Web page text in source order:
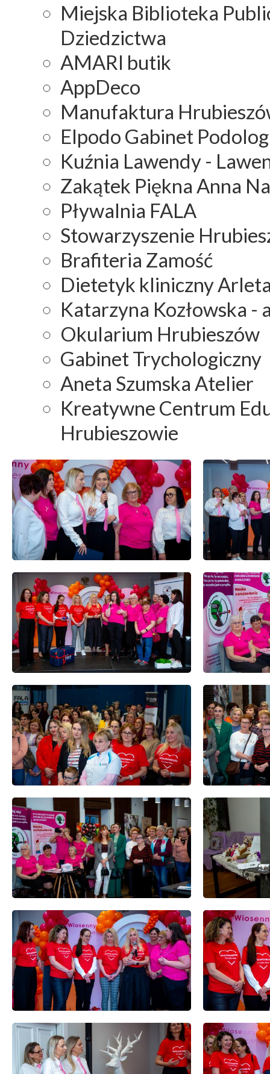
Miejska Biblioteka
Dziedzictwa
AMARI butik
AppDeco
Manufaktura
Elpodo Gabinet
Kuźnia Lawendy -
Zakątek Piękna Anna
Pływalnia FALA
Stowarzyszenie
Brafiteria Zamość
Dietetyk kliniczny
Katarzyna Kozłowska -
Okularium Hrubieszów
Gabinet Trychologiczny
Aneta Szumska Atelier
Kreatywne Centrum
Hrubieszowie